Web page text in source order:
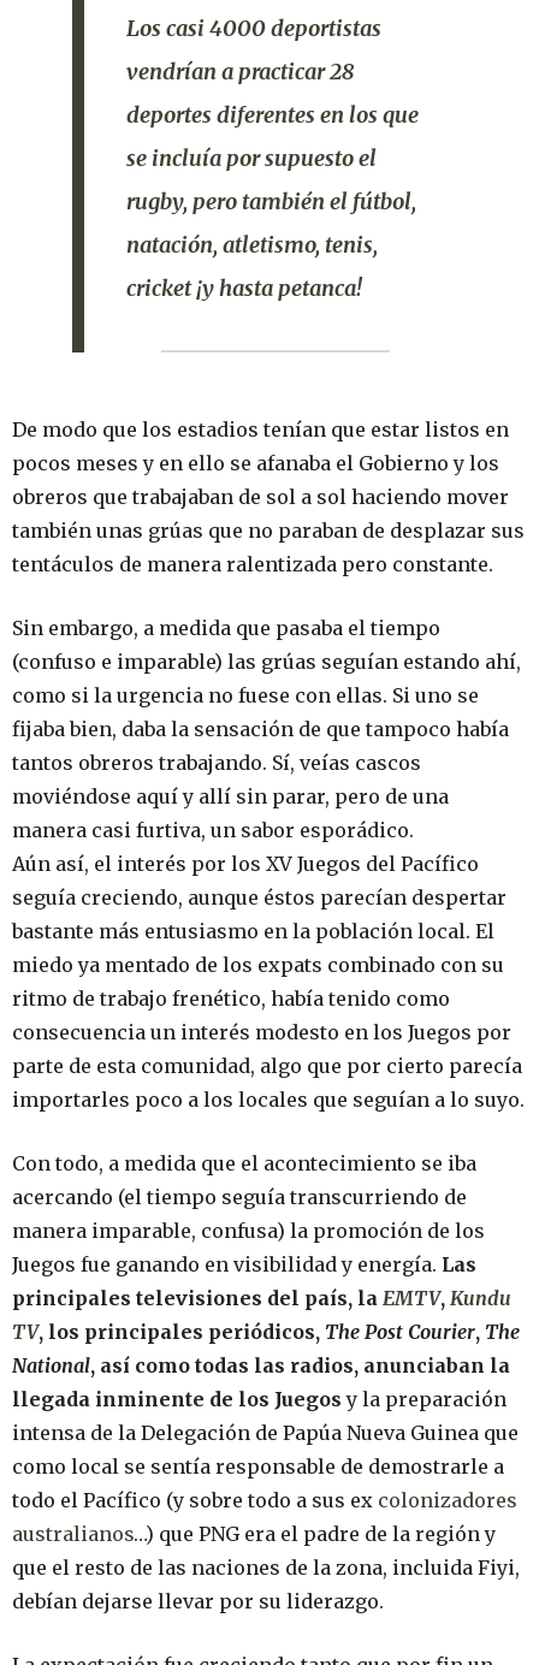
Los casi 4000 deportistas
vendrían a practicar 28
deportes diferentes en los que
se incluía por supuesto el
rugby, pero también el fútbol,
natación, atletismo, tenis,
cricket¡y hastapetanca!
De modo que los estadios tenían que estar listos en
pocos meses y en ello se afanaba el Gobierno y los
obreros que trabajaban de sol a sol haciendo mover
también unas grúas que no paraban de desplazar sus
tentáculos de manera ralentizada pero constante.
Sin embargo, a medida que pasaba el tiempo
(confuso e imparable) las grúas seguían estando ahí,
como si la urgencia no fuese con ellas. Si uno se
fijaba bien, daba la sensación de que tampoco había
tantos obreros trabajando. Sí, veías cascos
moviéndose aquí y allí sin parar, pero de una
manera casi furtiva, un sabor esporádico.
Aún así, el interés por los XV Juegos del Pacífico
seguía creciendo, aunque éstos parecían despertar
bastante más entusiasmo en la población local. El
miedo ya mentado de los expats combinado con su
ritmo de trabajo frenético, había tenido como
consecuencia un interés modesto en los Juegos por
parte de esta comunidad, algo que por cierto parecía
importarles poco a los locales que seguían a lo suyo.
Con todo, a medida que el acontecimiento se iba
acercando (el tiempo seguía transcurriendo de
manera imparable, confusa) la promoción de los
Juegos fue ganando en visibilidad y energía. Las
principales televisiones del país, la EMTV, Kundu
TV, los principales periódicos, The Post Courier, The
National, así como todas las radios, anunciaban la
llegada inminente de los Juegos y la preparación
intensa de la Delegación de Papúa Nueva Guinea que
como local se sentía responsable de demostrarle a
todo el Pacífico (y sobre todo a sus ex colonizadores
australianos…) que PNG era el padre de la región y
que el resto de las naciones de la zona, incluida Fiyi,
debían dejarse llevar por su liderazgo.